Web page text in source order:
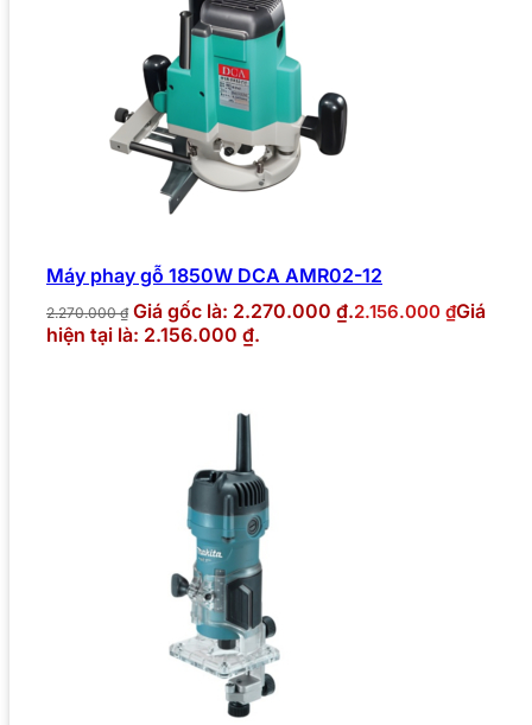
Máy phay gỗ 1850W DCA AMR02-12
2.270.000₫ Giá gốc là: 2.270.000 ₫.2.156.000 ₫Giá
hiện tại là: 2.156.000 ₫.